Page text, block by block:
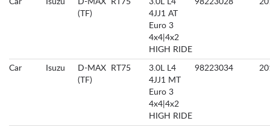
Car Isuzu
D-MAX
(TF)
RT75
3.0L L4
4JJ1 AT
Euro 3
4x4|4x2
HIGH RIDE
98223028
Car Isuzu
D-MAX
(TF)
RT75
3.0L L4
4JJ1 MT
Euro 3
4x4|4x2
HIGH RIDE
98223034